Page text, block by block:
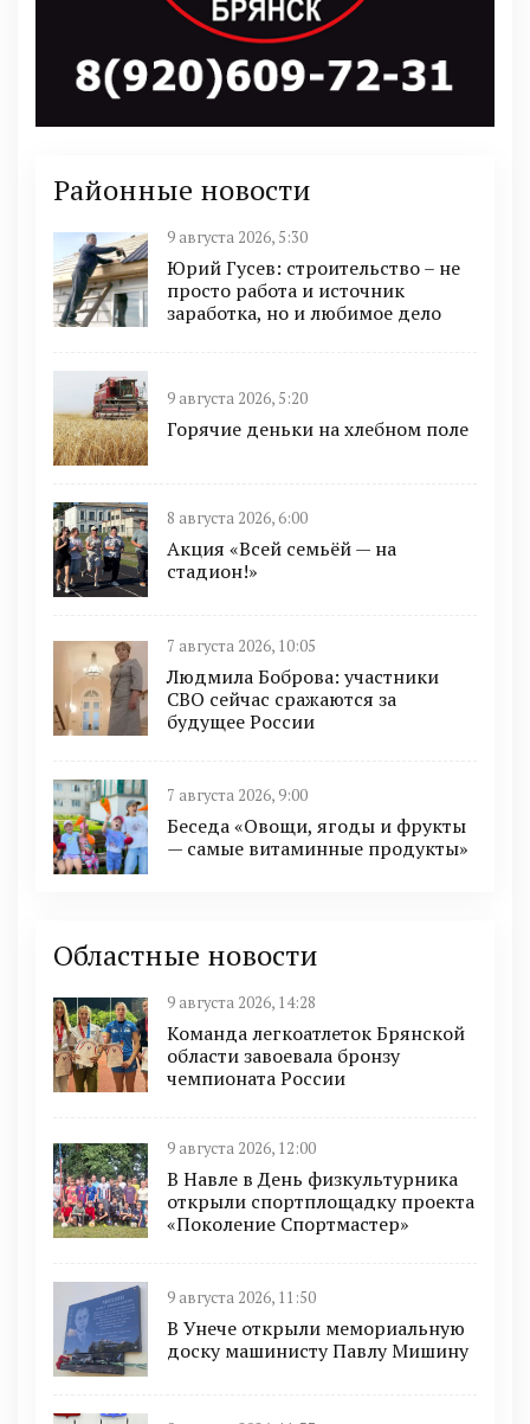
Районные новости
9 августа 2026, 5:30
Юрий Гусев: строительство – не
просто работа и источник
заработка, но и любимое дело
9 августа 2026, 5:20
Горячие деньки на хлебном поле
8 августа 2026, 6:00
Акция «Всей семьёй — на
стадион!»
7 августа 2026, 10:05
Людмила Боброва: участники
СВО сейчас сражаются за
будущее России
7 августа 2026, 9:00
Беседа «Овощи, ягоды и фрукты
— самые витаминные продукты»
Областные новости
9 августа 2026, 14:28
Команда легкоатлеток Брянской
области завоевала бронзу
чемпионата России
9 августа 2026, 12:00
В Навле в День физкультурника
открыли спортплощадку проекта
«Поколение Спортмастер»
9 августа 2026, 11:50
В Унече открыли мемориальную
доску машинисту Павлу Мишину